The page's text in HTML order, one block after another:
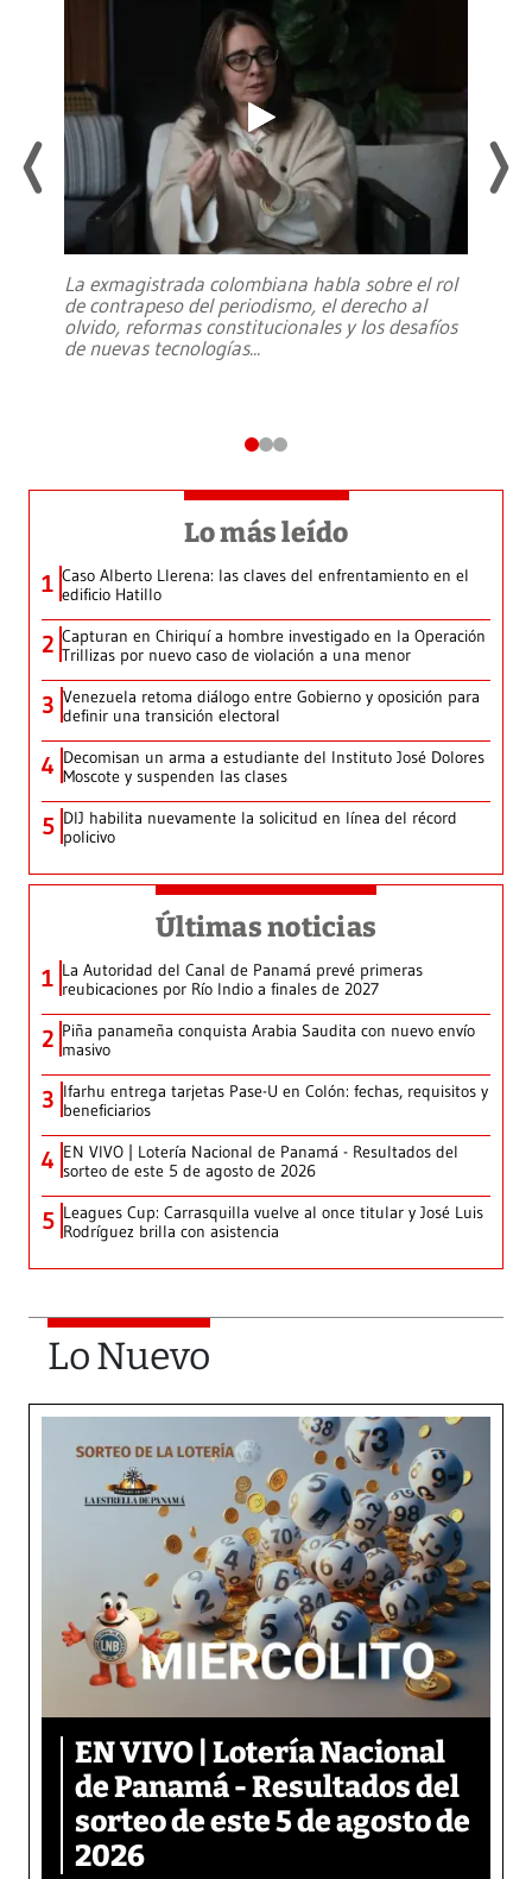
La exmagistrada colombiana habla sobre el rol
de contrapeso del periodismo, el derecho al
olvido, reformas constitucionales y los desafíos
de nuevas tecnologías...
Lo más leído
1 Caso Alberto Llerena: las claves del enfrentamiento en el
edificio Hatillo
2 Capturan en Chiriquí a hombre investigado en la Operación
Trillizas por nuevo caso de violación a una menor
3 Venezuela retoma diálogo entre Gobierno y oposición para
definir una transición electoral
4 Decomisan un arma a estudiante del Instituto José Dolores
Moscote y suspenden las clases
5 DIJ habilita nuevamente la solicitud en línea del récord
policivo
Últimas noticias
1 La Autoridad del Canal de Panamá prevé primeras
reubicaciones por Río Indio a finales de 2027
2 Piña panameña conquista Arabia Saudita con nuevo envío
masivo
3 Ifarhu entrega tarjetas Pase-U en Colón: fechas, requisitos y
beneficiarios
4 EN VIVO | Lotería Nacional de Panamá - Resultados del
sorteo de este 5 de agosto de 2026
5 Leagues Cup: Carrasquilla vuelve al once titular y José Luis
Rodríguez brilla con asistencia
Lo Nuevo
EN VIVO | Lotería Nacional
de Panamá - Resultados del
sorteo de este 5 de agosto de
2026